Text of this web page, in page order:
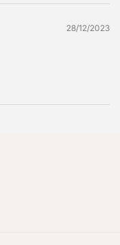
28/12/2023